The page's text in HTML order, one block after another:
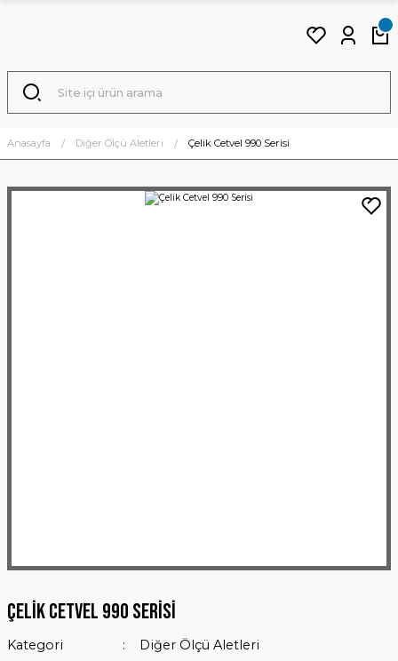
Anasayfa Diğer Ölçü Aletleri Çelik Cetvel 990 Serisi
Çelik Cetvel 990 Serisi
Kategori
Diğer Ölçü Aletleri